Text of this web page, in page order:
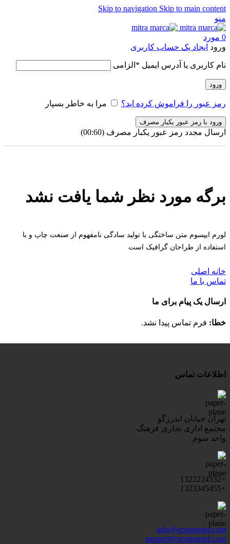
Skip to navigation Skip to main content
منو
0 مورد
ورود ایجاد یک حساب کاربری
نام کاربری یا آدرس ایمیل * الزامی
ورود
رمز عبور را فراموش کرده اید؟ مرا به خاطر بسپار
ورود با رمز عبور یکبار مصرف
ارسال مجدد رمز عبور یکبار مصرف (00:
60
)
برگه مورد نظر شما یافت نشد
لورم ایپسوم متن ساختگی با تولید سادگی نامفهوم از صنعت چاپ و با
استفاده از طراحان گرافیک است
خانه اصلی
تماس با ما
ارسال یک پیام برای ما
خطا: فرم تماس پیدا نشد.
اطلاعات تماس
تهران خیابان اندرزگو
مجتمع اداری تجاری فرهنگ
واحد سوم
+1322224332
+1323345455
info@economist.com
support@economist.com